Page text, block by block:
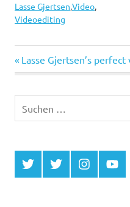
Lasse Gjertsen,Video,
Videoediting
Vorheriger
Beitrag:
Lasse Gjertsen’s
nach:
Twitter
MCDP
Twitter
Musicradiostation
Instagram